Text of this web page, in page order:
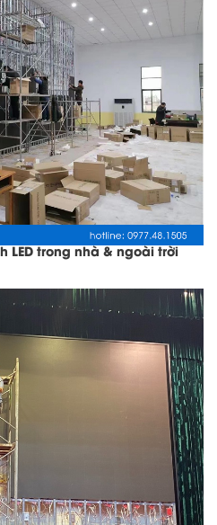
LED trong nhà & ngoài trời